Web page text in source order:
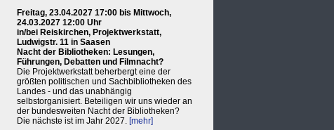
Freitag, 23.04.2027 17:00 bis Mittwoch,
24.03.2027 12:00 Uhr
in/bei Reiskirchen, Projektwerkstatt,
Ludwigstr. 11 in Saasen
Nacht der Bibliotheken: Lesungen,
Führungen, Debatten und Filmnacht?
Die Projektwerkstatt beherbergt eine der
größten politischen und Sachbibliotheken des
Landes - und das unabhängig
selbstorganisiert. Beteiligen wir uns wieder an
der bundesweiten Nacht der Bibliotheken?
Die nächste ist im Jahr 2027. [mehr]